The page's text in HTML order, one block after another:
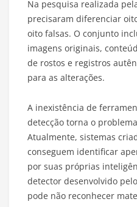
Na pesquisa realizada
precisaram diferenciar
oito falsas. O conjunto
imagens originais,
de rostos e registros
para as alterações.
A inexistência de
detecção torna o
Atualmente, sistemas
conseguem identificar
por suas próprias
detector desenvolvido
pode não reconhecer